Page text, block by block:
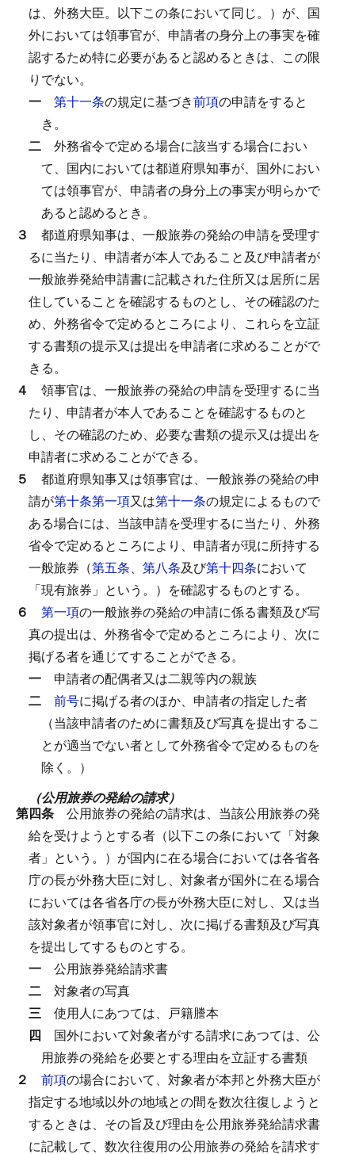
は、外務大臣。以下この条において同じ。）が、国
外においては領事官が、申請者の身分上の事実を確
認するため特に必要があると認めるときは、この限
りでない。
一 第十一条の規定に基づき前項の申請をすると
き。
二 外務省令で定める場合に該当する場合におい
て、国内においては都道府県知事が、国外におい
ては領事官が、申請者の身分上の事実が明らかで
あると認めるとき。
３ 都道府県知事は、一般旅券の発給の申請を受理す
るに当たり、申請者が本人であること及び申請者が
一般旅券発給申請書に記載された住所又は居所に居
住していることを確認するものとし、その確認のた
め、外務省令で定めるところにより、これらを立証
する書類の提示又は提出を申請者に求めることがで
きる。
４ 領事官は、一般旅券の発給の申請を受理するに当
たり、申請者が本人であることを確認するものと
し、その確認のため、必要な書類の提示又は提出を
申請者に求めることができる。
５ 都道府県知事又は領事官は、一般旅券の発給の申
請が第十条第一項又は第十一条の規定によるもので
ある場合には、当該申請を受理するに当たり、外務
省令で定めるところにより、申請者が現に所持する
一般旅券（第五条、 第八条及び第十四条において
「現有旅券」という。）を確認するものとする。
６ 第一項の一般旅券の発給の申請に係る書類及び写
真の提出は、外務省令で定めるところにより、次に
掲げる者を通じてすることができる。
一 申請者の配偶者又は二親等内の親族
二 前号に掲げる者のほか、申請者の指定した者
（当該申請者のために書類及び写真を提出するこ
とが適当でない者として外務省令で定めるものを
除く。）
（公用旅券の発給の請求）
第四条 公用旅券の発給の請求は、当該公用旅券の発
給を受けようとする者（以下この条において「対象
者」という。）が国内に在る場合においては各省各
庁の長が外務大臣に対し、対象者が国外に在る場合
においては各省各庁の長が外務大臣に対し、又は当
該対象者が領事官に対し、次に掲げる書類及び写真
を提出してするものとする。
一 公用旅券発給請求書
二 対象者の写真
三 使用人にあつては、戸籍謄本
四 国外において対象者がする請求にあつては、公
用旅券の発給を必要とする理由を立証する書類
２ 前項の場合において、対象者が本邦と外務大臣が
指定する地域以外の地域との間を数次往復しようと
するときは、その旨及び理由を公用旅券発給請求書
に記載して、数次往復用の公用旅券の発給を請求す